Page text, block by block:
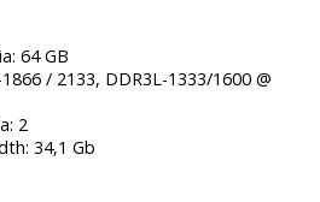
64 GB
/ 2133, DDR3L-1333/1600 @
2
34,1 Gb